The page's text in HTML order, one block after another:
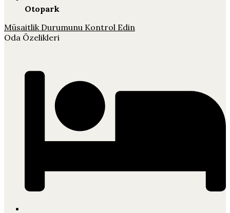
Otopark
Müsaitlik Durumunu Kontrol Edin
Oda Özelikleri